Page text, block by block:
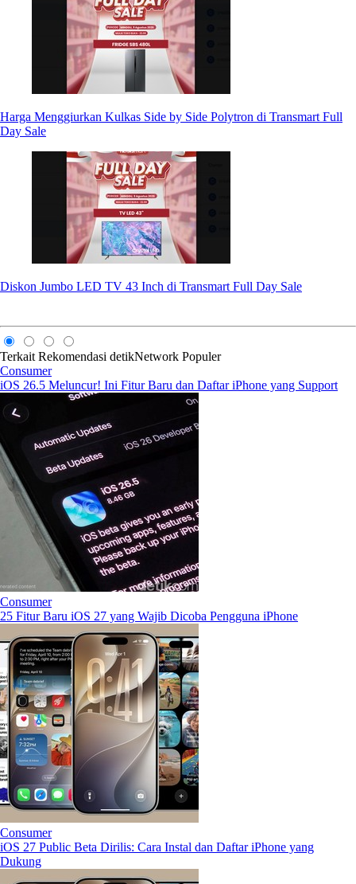
Harga Menggiurkan Kulkas Side by Side Polytron di Transmart Full
Day Sale
Diskon Jumbo LED TV 43 Inch di Transmart Full Day Sale
Terkait Rekomendasi detikNetwork Populer
Consumer
iOS 26.5 Meluncur! Ini Fitur Baru dan Daftar iPhone yang Support
Consumer
25 Fitur Baru iOS 27 yang Wajib Dicoba Pengguna iPhone
Consumer
iOS 27 Public Beta Dirilis: Cara Instal dan Daftar iPhone yang
Dukung